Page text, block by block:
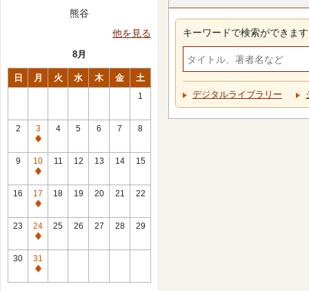
熊谷
他を見る
8月
日 月 火 水 木 金 土
1
2
3
休
館
日
4 5 6 7 8
9
10
休
館
日
11 12 13 14 15
16
17
休
館
日
18 19 20 21 22
23
24
休
館
日
25 26 27 28 29
30
31
休
キーワードで検索ができます
デジタルライブラリー